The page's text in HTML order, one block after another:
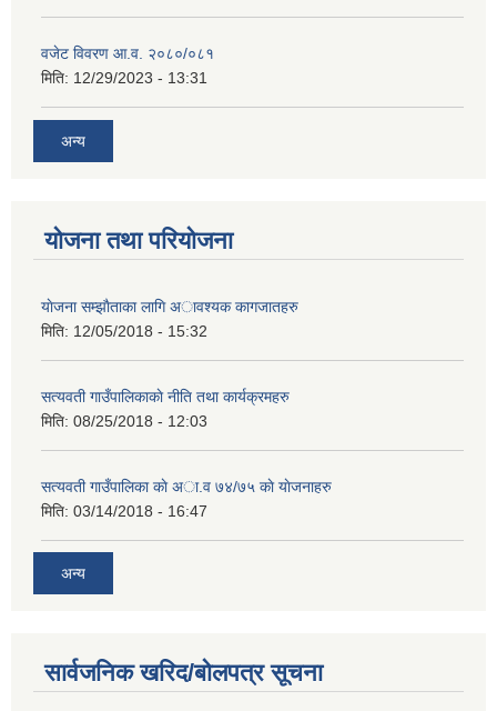
वजेट विवरण आ.व. २०८०/०८१
मिति: 12/29/2023 - 13:31
अन्य
योजना तथा परियोजना
याेजना सम्झाैताका लागि अावश्यक कागजातहरु
मिति: 12/05/2018 - 15:32
सत्यवती गाउँपालिकाकाे नीति तथा कार्यक्रमहरु
मिति: 08/25/2018 - 12:03
सत्यवती गाउँपालिका काे अा‍.व ७४/७५ काे याेजनाहरु
मिति: 03/14/2018 - 16:47
अन्य
सार्वजनिक खरिद/बोलपत्र सूचना